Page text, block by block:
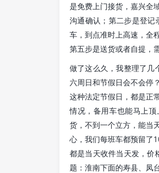
是免费上门接货，嘉兴全
沟通确认；第二步是登记
车，到点准时上高速，全
第五步是送货或者自提，
做了这么久，我整理了几
六周日和节假日会不会停
这种法定节假日，都是正
情况，备用车也能马上
货，不到一个立方，能当
心，我们每班车都预留了
都是当天收件当天发，价
题：淮南下面的寿县、凤